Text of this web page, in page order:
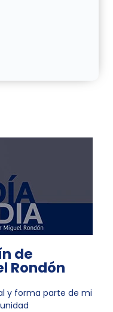
de
Rondón
y forma parte de mi